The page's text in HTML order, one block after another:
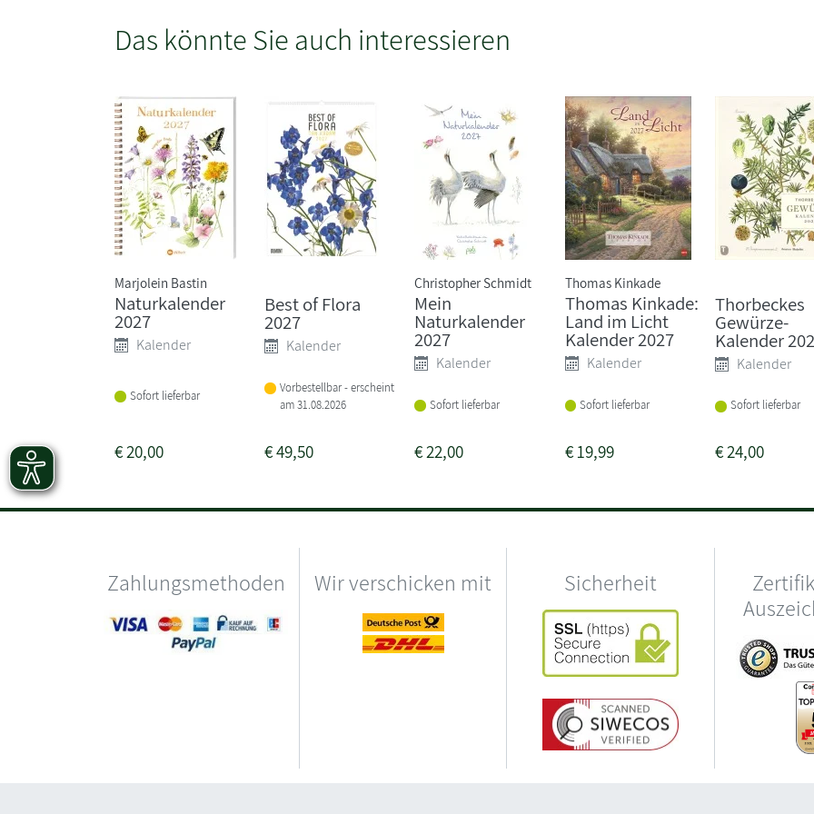
Das könnte Sie auch interessieren
Marjolein Bastin
Naturkalender
2027
Kalender
Sofort lieferbar
€20,00
Best of Flora
2027
Kalender
Vorbestellbar - erscheint
am 31.08.2026
€49,50
Christopher Schmidt
Mein
Naturkalender
2027
Kalender
Sofort lieferbar
€22,00
Thomas Kinkade
Thomas Kinkade:
Land im Licht
Kalender 2027
Kalender
Sofort lieferbar
€19,99
Thorbeckes
Gewürze-
Kalender
Kalender
Sofort lieferbar
€24,00
Zahlungsmethoden Wir verschicken mit Sicherheit